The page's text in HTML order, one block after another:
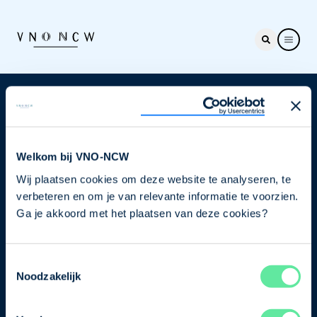
Welkom bij VNO-NCW
Wij plaatsen cookies om deze website te analyseren, te
verbeteren en om je van relevante informatie te voorzien.
Ga je akkoord met het plaatsen van deze cookies?
Noodzakelijk
Nieuwsbrief
je nu in voor de VNO-NCW nieuwsbrief.
Schrijf je in
Direct naar
Ons verhaal